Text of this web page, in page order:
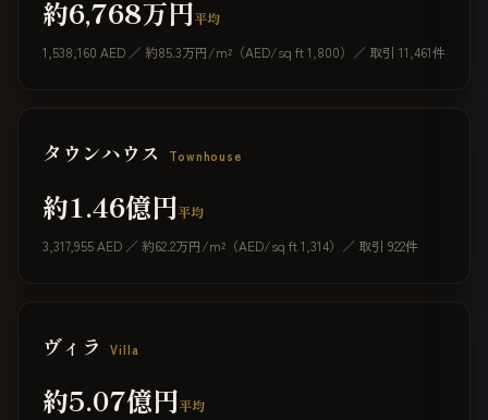
約6,768万円平均
1,538,160 AED ／ 約85.3万円/m²（AED/sq ft 1,800）／ 取引 11,461件
タウンハウス Townhouse
約1.46億円平均
3,317,955 AED ／ 約62.2万円/m²（AED/sq ft 1,314）／ 取引 922件
ヴィラ Villa
約5.07億円平均